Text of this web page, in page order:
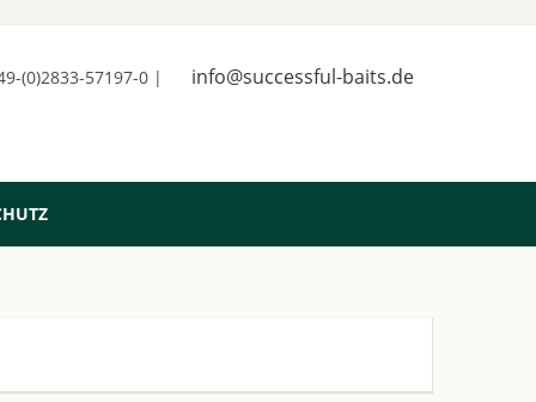
(0)2833-57197-0 | info@successful-baits.de